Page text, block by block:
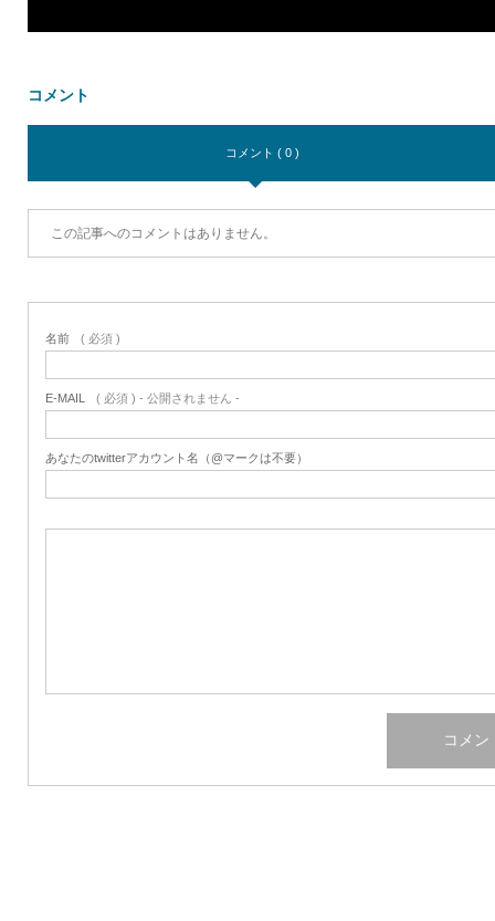
コメント
コメント ( 0 )
この記事へのコメントはありません。
名前 ( 必須 )
E-MAIL ( 必須 ) - 公開されません -
あなたのtwitterアカウント名（@マークは不要）